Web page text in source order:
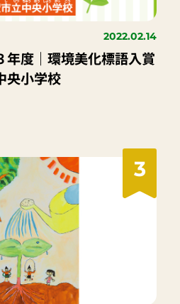
2022.02.14
年度｜環境美化標語入賞
小学校
3